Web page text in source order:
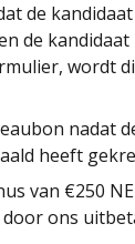
de
de
wordt
nadat
heeft
van €250
ons